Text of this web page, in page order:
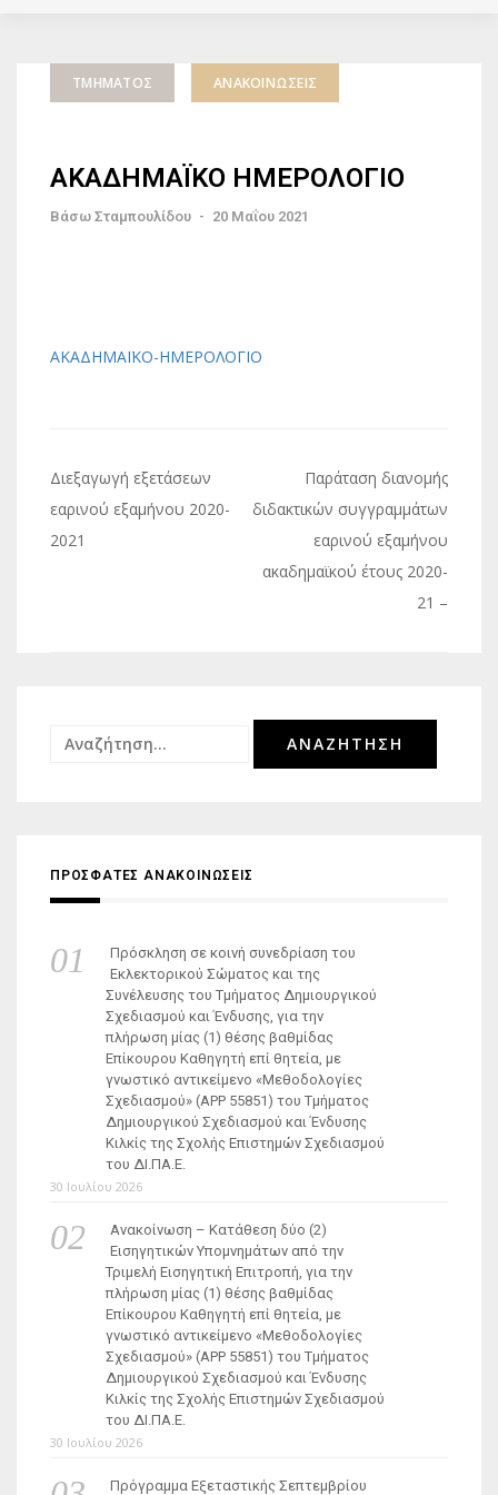
ΤΜΉΜΑΤΟΣ ΑΝΑΚΟΙΝΏΣΕΙΣ
ΑΚΑΔΗΜΑΪΚΟ ΗΜΕΡΟΛΟΓΙΟ
Βάσω Σταμπουλίδου - 20 Μαΐου 2021
ΑΚΑΔΗΜΑΪΚΟ-ΗΜΕΡΟΛΟΓΙΟ
Πλοήγηση
άρθρων
Διεξαγωγή εξετάσεων
εαρινού εξαμήνου 2020-
2021
Παράταση διανομής
διδακτικών συγγραμμάτων
εαρινού εξαμήνου
ακαδημαϊκού έτους 2020-
21 –
Αναζήτηση
ΠΡΟΣΦΑΤΕΣ ΑΝΑΚΟΙΝΩΣΕΙΣ
Πρόσκληση σε κοινή συνεδρίαση του
Εκλεκτορικού Σώματος και της
Συνέλευσης του Τμήματος Δημιουργικού
Σχεδιασμού και Ένδυσης, για την
πλήρωση μίας (1) θέσης βαθμίδας
Επίκουρου Καθηγητή επί θητεία, με
γνωστικό αντικείμενο «Μεθοδολογίες
Σχεδιασμού» (ΑΡΡ 55851) του Τμήματος
Δημιουργικού Σχεδιασμού και Ένδυσης
Κιλκίς της Σχολής Επιστημών Σχεδιασμού
του ΔΙ.ΠΑ.Ε.
30 Ιουλίου 2026
Ανακοίνωση – Κατάθεση δύο (2)
Εισηγητικών Υπομνημάτων από την
Τριμελή Εισηγητική Επιτροπή, για την
πλήρωση μίας (1) θέσης βαθμίδας
Επίκουρου Καθηγητή επί θητεία, με
γνωστικό αντικείμενο «Μεθοδολογίες
Σχεδιασμού» (ΑΡΡ 55851) του Τμήματος
Δημιουργικού Σχεδιασμού και Ένδυσης
Κιλκίς της Σχολής Επιστημών Σχεδιασμού
του ΔΙ.ΠΑ.Ε.
30 Ιουλίου 2026
Πρόγραμμα Εξεταστικής Σεπτεμβρίου